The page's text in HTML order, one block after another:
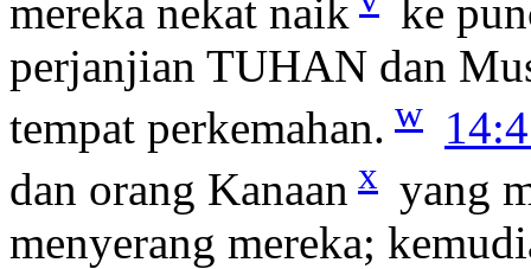
mereka nekat naik
ke
perjanjian TUHAN dan
tempat perkemahan. w
dan orang Kanaan x yang
menyerang mereka;